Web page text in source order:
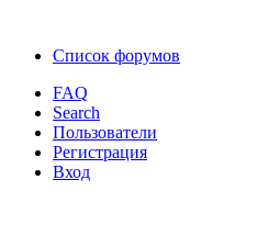
Список форумов
FAQ
Search
Пользователи
Регистрация
Вход